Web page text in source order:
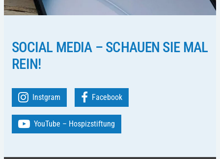
SOCIAL MEDIA – SCHAUEN SIE MAL
REIN!
Instgram Facebook
YouTube – Hospizstiftung